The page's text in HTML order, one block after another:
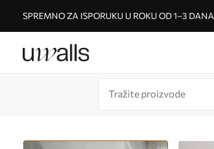
SPREMNO ZA ISPORUKU U ROKU OD 1–3 DANA